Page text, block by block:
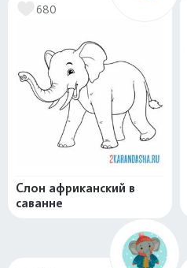
680
Слон африканский в
саванне